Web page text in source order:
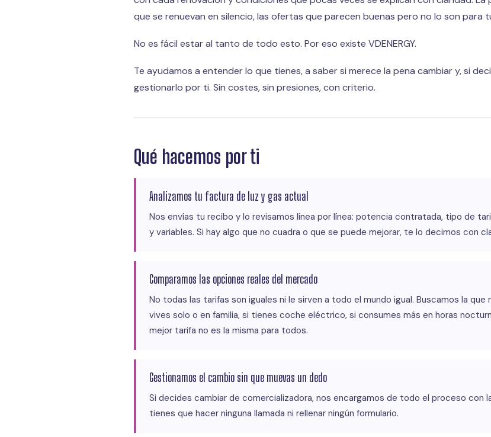
que se renuevan en silencio, las ofertas que parecen buenas pero no lo son para
No es fácil estar al tanto de todo esto. Por eso existe VDENERGY.
Te ayudamos a entender lo que tienes, a saber si merece la pena cambiar y, si
gestionarlo por ti. Sin costes, sin presiones, con criterio.
Qué hacemos por ti
Analizamos tu factura de luz y gas actual
Nos envías tu recibo y lo revisamos línea por línea: potencia contratada, tipo de
y variables. Si hay algo que no cuadra o que se puede mejorar, te lo decimos con
Comparamos las opciones reales del mercado
No todas las tarifas son iguales ni le sirven a todo el mundo igual. Buscamos la
vives solo o en familia, si tienes coche eléctrico, si consumes más en horas
mejor tarifa no es la misma para todos.
Gestionamos el cambio sin que muevas un dedo
Si decides cambiar de comercializadora, nos encargamos de todo el proceso con
tienes que hacer ninguna llamada ni rellenar ningún formulario.